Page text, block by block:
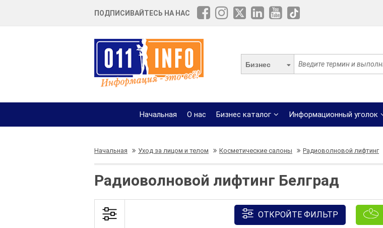
ПОДПИСИВАЙТЕСЬ НА НАС
Бизнес
Начальная О нас Бизнес каталог Информационный уголок
Начальная Уход за лицом и телом Косметические салоны Радиоволновой лифтинг
Радиоволновой лифтинг Белград
ОТКРОЙТЕ ФИЛЬТР